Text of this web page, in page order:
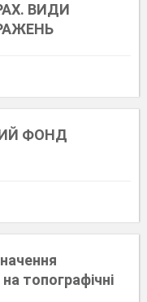
ВИДИ
ФОНД
топографічні